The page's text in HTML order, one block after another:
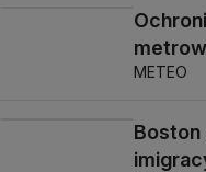
METEO
Boston